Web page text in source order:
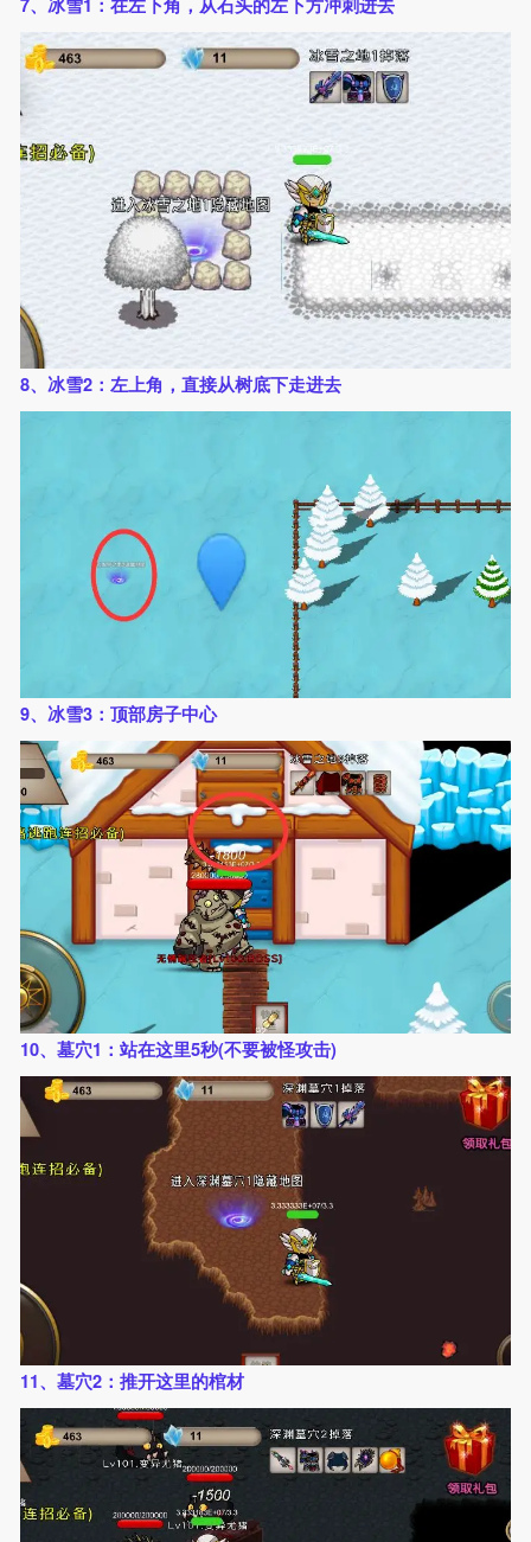
7、冰雪1：在左下角，从石头的左下方冲刺进去
8、冰雪2：左上角，直接从树底下走进去
9、冰雪3：顶部房子中心
10、墓穴1：站在这里5秒(不要被怪攻击)
11、墓穴2：推开这里的棺材